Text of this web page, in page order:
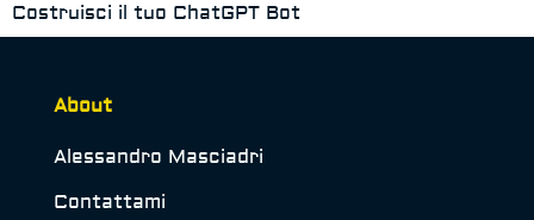
Costruisci il tuo ChatGPT Bot
About
Alessandro Masciadri
Contattami